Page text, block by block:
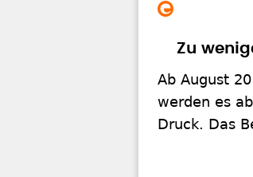
Zu
Ab August
werden es
Druck. Das